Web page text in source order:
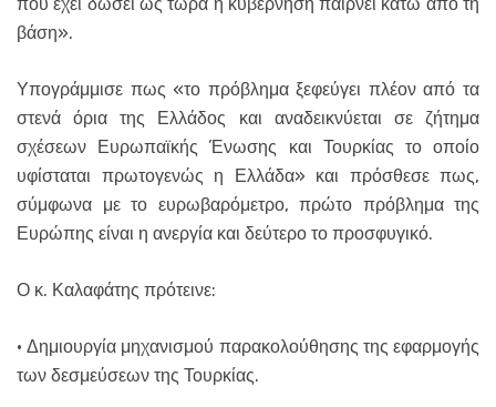
βάση».
Υπογράμμισε πως «το πρόβλημα ξεφεύγει πλέον από τα
στενά όρια της Ελλάδος και αναδεικνύεται σε ζήτημα
σχέσεων Ευρωπαϊκής Ένωσης και Τουρκίας το οποίο
υφίσταται πρωτογενώς η Ελλάδα» και πρόσθεσε πως,
σύμφωνα με το ευρωβαρόμετρο, πρώτο πρόβλημα της
Ευρώπης είναι η ανεργία και δεύτερο το προσφυγικό.
Ο κ. Καλαφάτης πρότεινε:
· Δημιουργία μηχανισμού παρακολούθησης της εφαρμογής
των δεσμεύσεων της Τουρκίας.